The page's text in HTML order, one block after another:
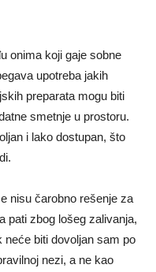
onima koji gaje sobne
upotreba jakih
preparata mogu biti
smetnje u prostoru.
i lako dostupan, što
nisu čarobno rešenje za
pati zbog lošeg zalivanja,
neće biti dovoljan sam po
nezi, a ne kao